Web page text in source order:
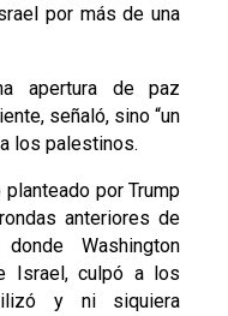
por más de una
apertura de paz
señaló, sino “un
los palestinos.
por Trump
anteriores de
Washington
Israel, culpó a los
y ni siquiera